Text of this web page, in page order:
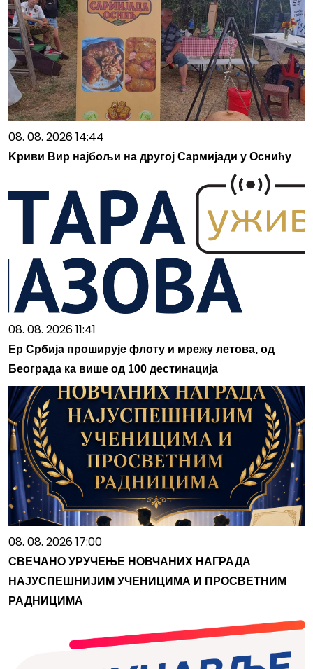
08. 08. 2026 14:44
Kриви Вир најбољи на другој Сармијади у Оснићу
08. 08. 2026 11:41
Ер Србија проширује флоту и мрежу летова, од
Београда ка више од 100 дестинација
08. 08. 2026 17:00
СВЕЧАНО УРУЧЕЊЕ НОВЧАНИХ НАГРАДА
НАЈУСПЕШНИЈИМ УЧЕНИЦИМА И ПРОСВЕТНИМ
РАДНИЦИМА